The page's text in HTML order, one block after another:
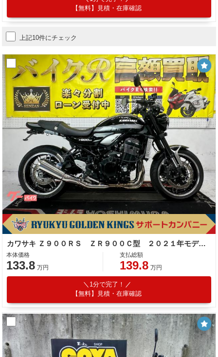
【無料】見積・在庫確認
上記10件にチェック
カワサキ Ｚ９００ＲＳ ＺＲ９００Ｃ型 ２０２１年モデル 社外ハンドル ＥＴＣ２．０ フェンダーレス
本体価格
133.8 万円
支払総額
139.8 万円
1分で完了！
【無料】見積・在庫確認